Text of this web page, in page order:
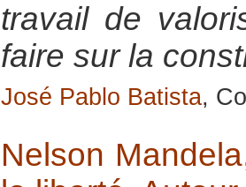
travail de
faire sur la
José Pablo Batista,
Nelson